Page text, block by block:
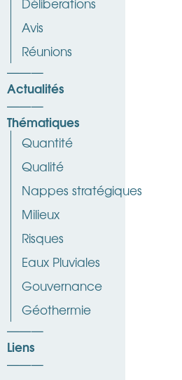
Avis
Réunions
Actualités
Thématiques
Quantité
Qualité
Nappes stratégiques
Milieux
Risques
Eaux Pluviales
Gouvernance
Géothermie
Liens